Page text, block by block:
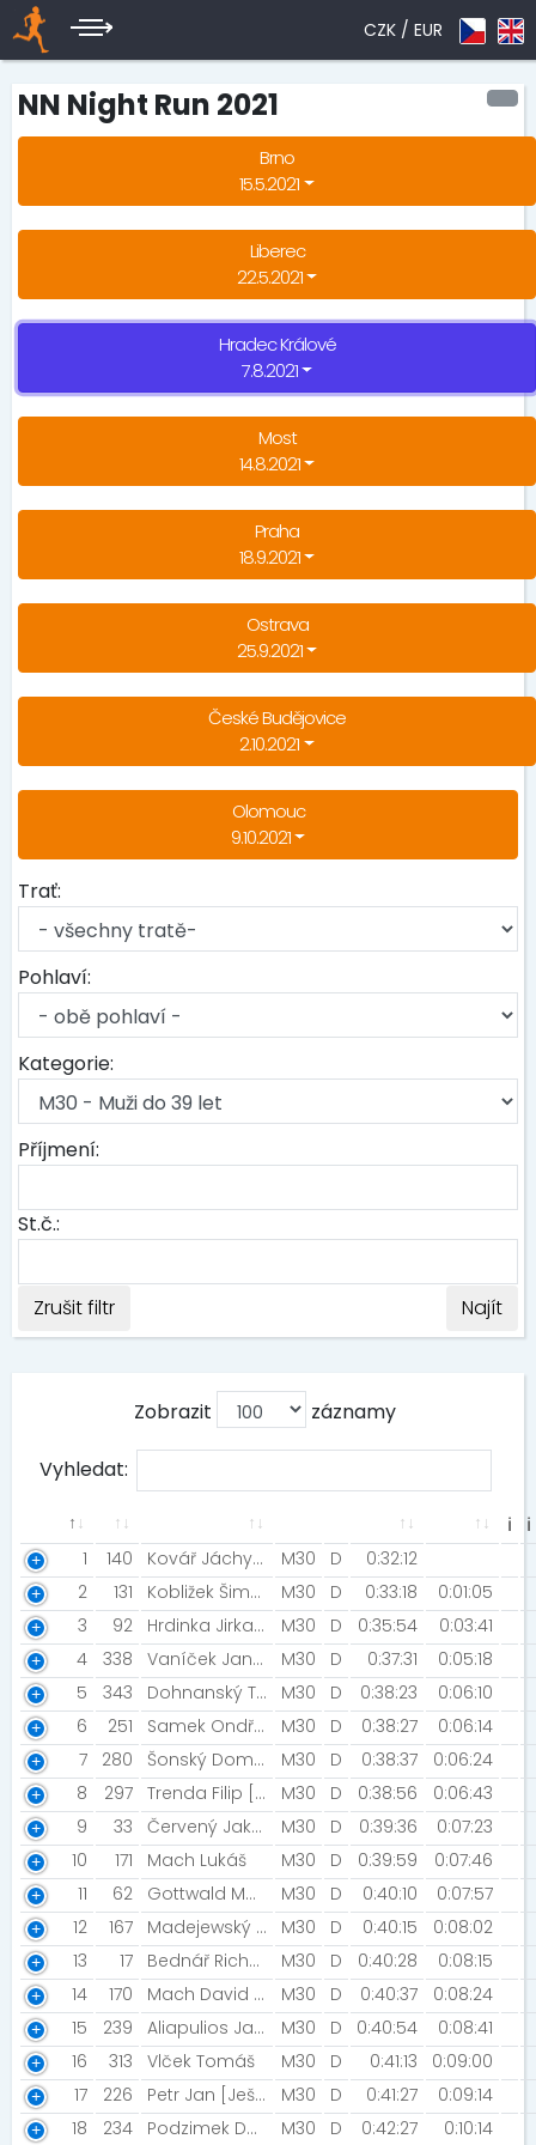
CZK / EUR
NN Night Run 2021
Brno
15.5.2021
Liberec
22.5.2021
Hradec Králové
7.8.2021
Most
14.8.2021
Praha
18.9.2021
Ostrava
25.9.2021
České Budějovice
2.10.2021
Olomouc
9.10.2021
Trať:
Pohlaví:
Kategorie:
Příjmení:
St.č.:
Zrušit filtr Najít
Zobrazit záznamy
Vyhledat:
ℹ
ℹ
1
140 Kovář Jáchym [MIZUNO TEAM ] M30 D
0:32:12
2
131 Kobližek Šimon [Ac Ústí nad Labem ] M30 D 0:33:18
0:01:05
3
92 Hrdinka Jirka [Run4fun] M30 D 0:35:54
0:03:41
4
338 Vaníček Jan [STG - Česká Lípa] M30 D 0:37:31
0:05:18
5
343 Dohnanský Tomáš [Decathlon Hradec Králové] M30 D 0:38:23
0:06:10
6
251 Samek Ondřej M30 D 0:38:27
0:06:14
7
280 Šonský Dominik M30 D 0:38:37
0:06:24
8
297 Trenda Filip [Vltava Fund Ski Team] M30 D 0:38:56
0:06:43
9
33 Červený Jakub [TJ Lokomotiva Trutnov] M30 D 0:39:36
0:07:23
10
171 Mach Lukáš M30 D 0:39:59
0:07:46
11
62 Gottwald Martin M30 D 0:40:10
0:07:57
12
167 Madejewský Radek M30 D 0:40:15
0:08:02
13
17 Bednář Richard [Night run team, CEPro team ] M30 D 0:40:28
0:08:15
14
170 Mach David [HUGO team] M30 D 0:40:37
0:08:24
15
239 Aliapulios Janis M30 D 0:40:54
0:08:41
16
313 Vlček Tomáš M30 D 0:41:13
0:09:00
17
226 Petr Jan [Ještětice] M30 D 0:41:27
0:09:14
18
234 Podzimek Daniel [Tj Slávia] M30 D 0:42:27 0:10:14